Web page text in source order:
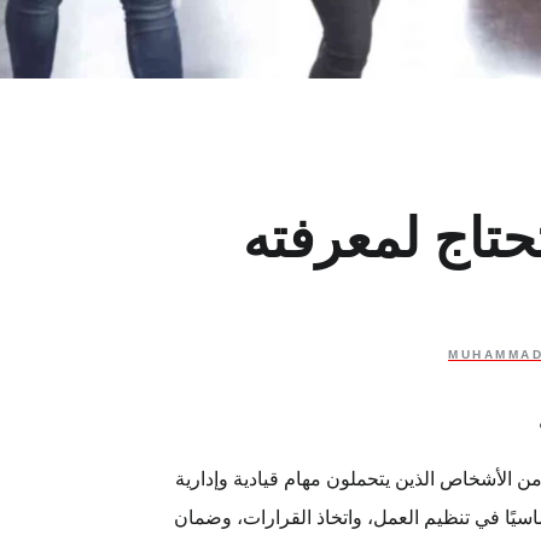
لمعرفته
من الأشخاص الذين يتحملون مهام قيادية وإدارية
في تنظيم العمل، واتخاذ القرارات، وضمان